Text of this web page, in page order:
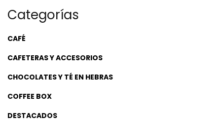
Categorías
CAFÉ
CAFETERAS Y ACCESORIOS
CHOCOLATES Y TÉ EN HEBRAS
COFFEE BOX
DESTACADOS